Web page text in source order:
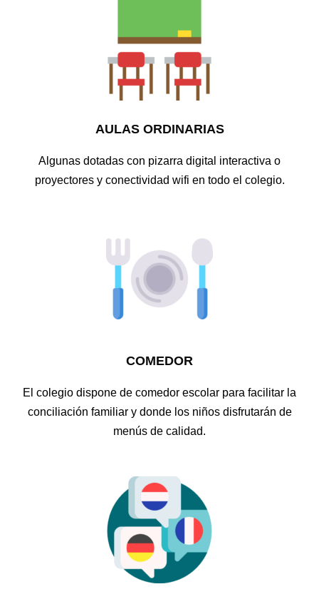
AULAS ORDINARIAS
Algunas dotadas con pizarra digital interactiva o
proyectores y conectividad wifi en todo el colegio.
COMEDOR
El colegio dispone de comedor escolar para facilitar la
conciliación familiar y donde los niños disfrutarán de
menús de calidad.